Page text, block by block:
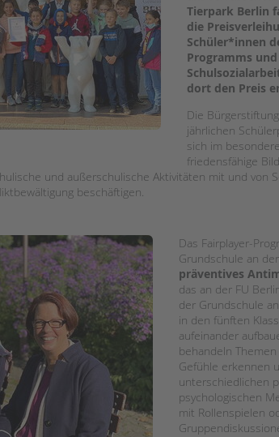
STADTTEILARBEIT
Tierpark Berlin
die
Schüler*innen
Programms
dort den Preis
Die
jährlichen
sich im
friedensfähige
und außerschulische Aktivitäten mit und von
beschäftigen.
Das Fairplayer-
Grundschule an
präventives
das an der FU
der Grundschule
in den fünften
aufeinander
behandeln
Gefühle erkennen
unterschiedlichen
psychologischen
mit Rollenspielen